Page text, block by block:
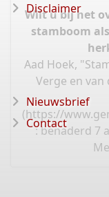
Wilt u bij het
stamboom
Aad Hoek,
Verge en van
(https://
: benaderd 7
Disclaimer
Nieuwsbrief
Contact